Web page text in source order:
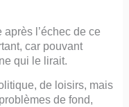
l’échec de ce
car pouvant
qui le lirait.
de loisirs, mais
de fond,